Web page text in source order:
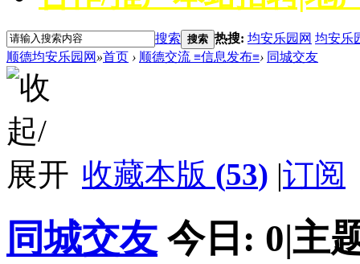
搜索 搜索 热搜: 均安乐园网 均安乐
顺德均安乐园网 »首页 › 顺德交流 ≡信息发布≡› 同城交友
收藏本版 (53) |订阅
同城交友 今日: 0|主